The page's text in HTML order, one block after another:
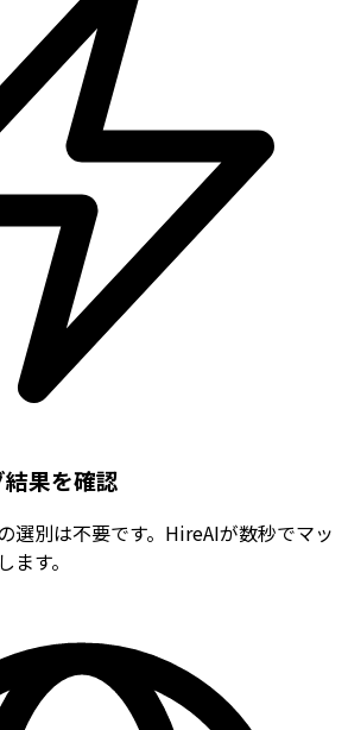
果を確認
選別は不要です。HireAIが数秒でマッ
す。